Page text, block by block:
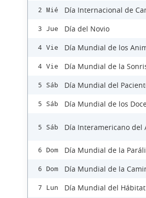
2 Mié Día Internacional de
3 Jue Día del Novio
4 Vie Día Mundial de los
4 Vie Día Mundial de la
5 Sáb Día Mundial del
5 Sáb Día Mundial de los
5 Sáb Día Interamericano del
6 Dom Día Mundial de la
6 Dom Día Mundial de la
7 Lun Día Mundial del Hábitat